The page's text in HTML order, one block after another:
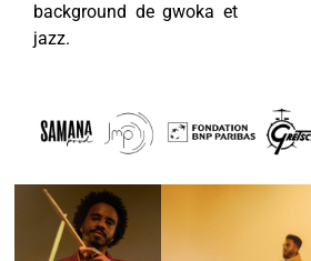
background de gwoka et
jazz.